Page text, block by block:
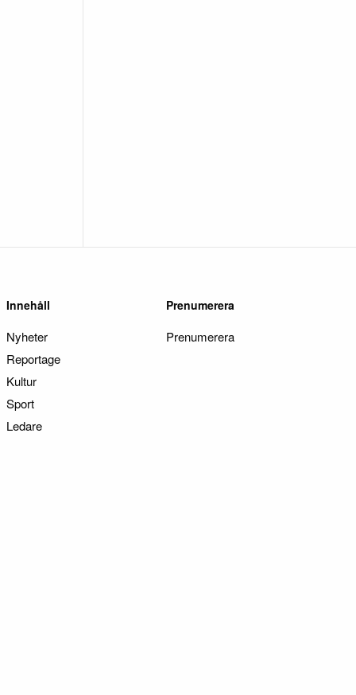
Innehåll
Nyheter
Reportage
Kultur
Sport
Ledare
Prenumerera
Prenumerera